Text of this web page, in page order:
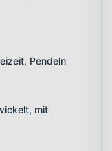
Pendeln
mit